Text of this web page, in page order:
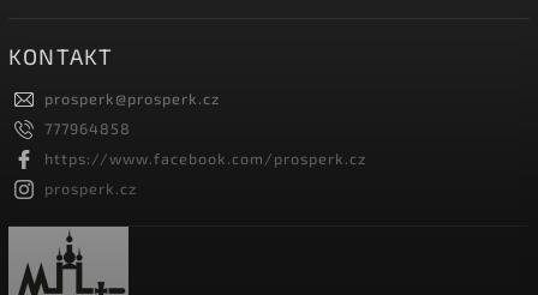
KONTAKT
prosperk@prosperk.cz
777964858
https://www.facebook.com/prosperk.cz
prosperk.cz